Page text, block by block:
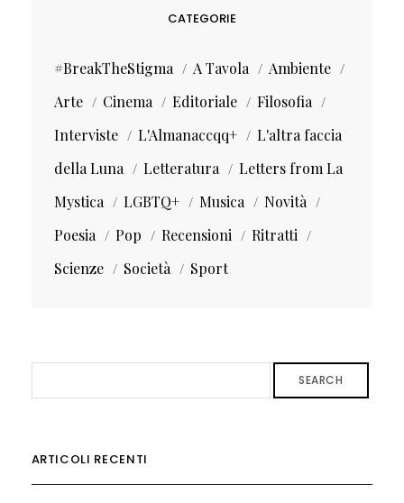
CATEGORIE
#BreakTheStigma A Tavola
Ambiente
Arte
Cinema Editoriale
Filosofia
Interviste
L'Almanaccqq+
L'altra faccia
della Luna
Letteratura
Letters from La
Mystica
LGBTQ+ Musica
Novità
Poesia
Pop Recensioni
Ritratti
Scienze
Società Sport
SEARCH
ARTICOLI RECENTI